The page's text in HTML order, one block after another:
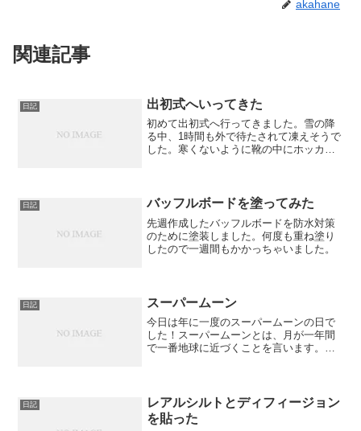
akahane
関連記事
日記 出初式へいってきた
初めて出初式へ行ってきました。雪の降
る中、1時間も外で待たされて凍えそうで
した。寒くないように靴の中にホッカイ
もいいじゃなイカ。市長...
日記 バッフルボードを塗ってみた
先週作成したバッフルボードを防水対策
のために塗装しました。何度も重ね塗り
したので一週間もかかっちゃいました。
日記 スーパームーン
今日は年に一度のスーパームーンの日で
した！スーパームーンとは、月が一年間
で一番地球に近づくことを言います。も
じゃないかと思い出した...
日記
レアルシルトとディフィージョン
を貼った